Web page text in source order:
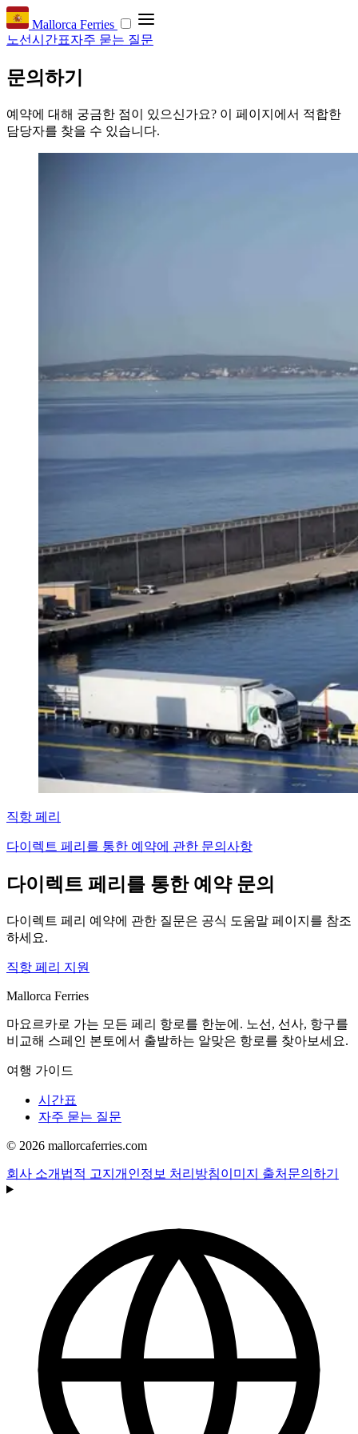
Mallorca Ferries
노선시간표자주 묻는 질문
문의하기
예약에 대해 궁금한 점이 있으신가요? 이 페이지에서 적합한
담당자를 찾을 수 있습니다.
직항 페리
다이렉트 페리를 통한 예약에 관한 문의사항
다이렉트 페리를 통한 예약 문의
다이렉트 페리 예약에 관한 질문은 공식 도움말 페이지를 참조
하세요.
직항 페리 지원
Mallorca Ferries
마요르카로 가는 모든 페리 항로를 한눈에. 노선, 선사, 항구를
비교해 스페인 본토에서 출발하는 알맞은 항로를 찾아보세요.
여행 가이드
시간표
자주 묻는 질문
© 2026 mallorcaferries.com
회사 소개 법적 고지 개인정보 처리방침이미지 출처 문의하기